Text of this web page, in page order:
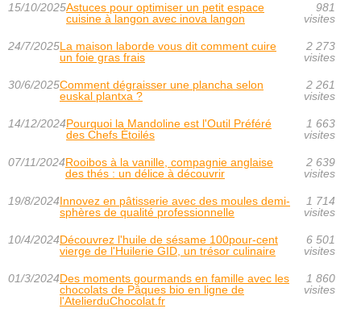
15/10/2025Astuces pour optimiser un petit espace
cuisine à langon avec inova langon
981
visites
24/7/2025La maison laborde vous dit comment cuire
un foie gras frais
2 273
visites
30/6/2025Comment dégraisser une plancha selon
euskal plantxa ?
2 261
visites
14/12/2024Pourquoi la Mandoline est l'Outil Préféré
des Chefs Étoilés
1 663
visites
07/11/2024Rooibos à la vanille, compagnie anglaise
des thés : un délice à découvrir
2 639
visites
19/8/2024Innovez en pâtisserie avec des moules demi-
sphères de qualité professionnelle
1 714
visites
10/4/2024Découvrez l'huile de sésame 100pour-cent
vierge de l'Huilerie GID, un trésor culinaire
6 501
visites
01/3/2024Des moments gourmands en famille avec les
chocolats de Pâques bio en ligne de
l'AtelierduChocolat.fr
1 860
visites